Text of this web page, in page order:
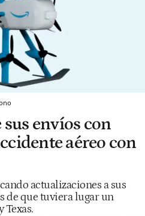
envíos con
aéreo con
actualizaciones a sus
de que tuviera lugar un
Texas.